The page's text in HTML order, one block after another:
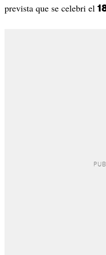
prevista que se celebri el